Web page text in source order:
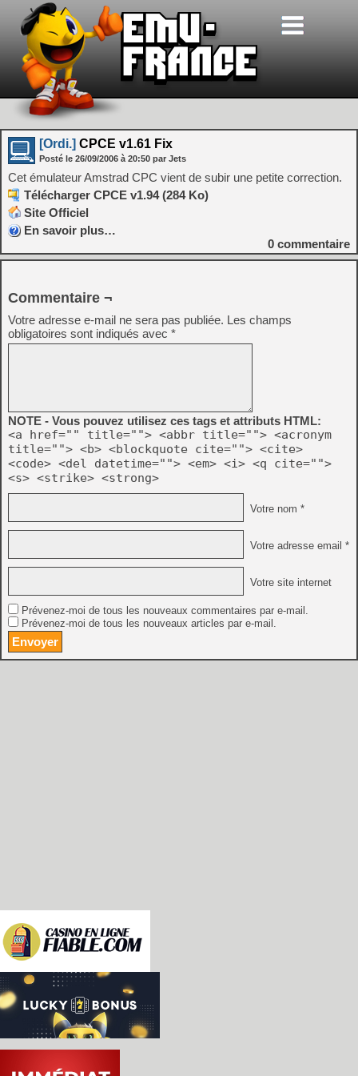
[Ordi.] CPCE v1.61 Fix
Posté le 26/09/2006 à 20:50 par Jets
Cet émulateur Amstrad CPC vient de subir une petite correction.
Télécharger CPCE v1.94 (284 Ko)
Site Officiel
En savoir plus…
0 commentaire
Commentaire ¬
Votre adresse e-mail ne sera pas publiée. Les champs
obligatoires sont indiqués avec *
NOTE - Vous pouvez utilisez ces tags et attributs HTML:
<a href="" title=""> <abbr title=""> <acronym
title=""> <b> <blockquote cite=""> <cite>
<code> <del datetime=""> <em> <i> <q cite="">
<s> <strike> <strong>
Votre nom *
Votre adresse email *
Votre site internet
Prévenez-moi de tous les nouveaux commentaires par e-mail.
Prévenez-moi de tous les nouveaux articles par e-mail.